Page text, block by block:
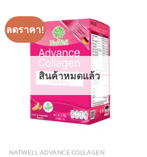
ลดราคา!
สินค้าหมดแล้ว
NATWELL ADVANCE COLLAGEN